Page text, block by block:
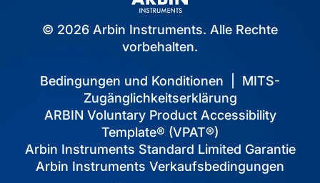
© 2026 Arbin Instruments. Alle Rechte
vorbehalten.
Bedingungen und Konditionen
MITS-
Zugänglichkeitserklärung
ARBIN Voluntary Product Accessibility
Template® (VPAT®)
Arbin Instruments Standard Limited Garantie
Arbin Instruments Verkaufsbedingungen